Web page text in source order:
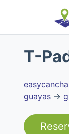
T-
easycancha
guayas →